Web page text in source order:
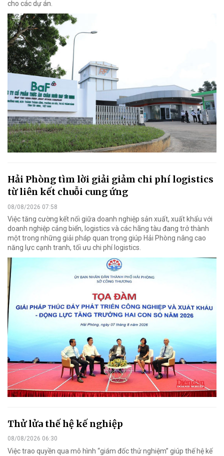
cho các dự án.
Hải Phòng tìm lời giải giảm chi phí logistics
từ liên kết chuỗi cung ứng
08/08/2026 07:58
Việc tăng cường kết nối giữa doanh nghiệp sản xuất, xuất khẩu với
doanh nghiệp cảng biển, logistics và các hãng tàu đang trở thành
một trong những giải pháp quan trọng giúp Hải Phòng nâng cao
năng lực cạnh tranh, tối ưu chi phí logistics.
Thử lửa thế hệ kế nghiệp
08/08/2026 06:30
Việc trao quyền qua mô hình “giám đốc thử nghiệm” giúp thế hệ kế